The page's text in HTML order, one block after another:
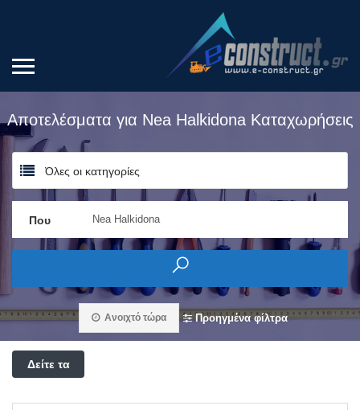
Αποτελέσματα για Nea HalkidonaΚαταχωρήσεις
Όλες οι κατηγορίες
Που
Ανοιχτό τώρα Προηγμένα φίλτρα
Δείτε τα